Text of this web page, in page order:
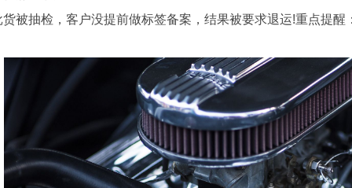
抽检，客户没提前做标签备案，结果被要求退运!重点提醒